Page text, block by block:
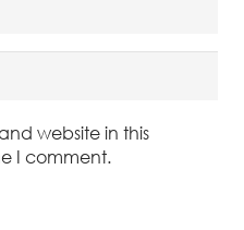
website in this
I comment.